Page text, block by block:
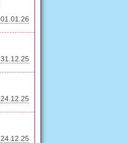
01.01.26
31.12.25
24.12.25
24.12.25